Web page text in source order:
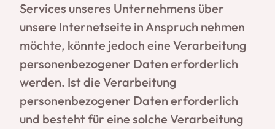
Services unseres Unternehmens über
unsere Internetseite in Anspruch nehmen
möchte, könnte jedoch eine Verarbeitung
personenbezogener Daten erforderlich
werden. Ist die Verarbeitung
personenbezogener Daten erforderlich
und besteht für eine solche Verarbeitung